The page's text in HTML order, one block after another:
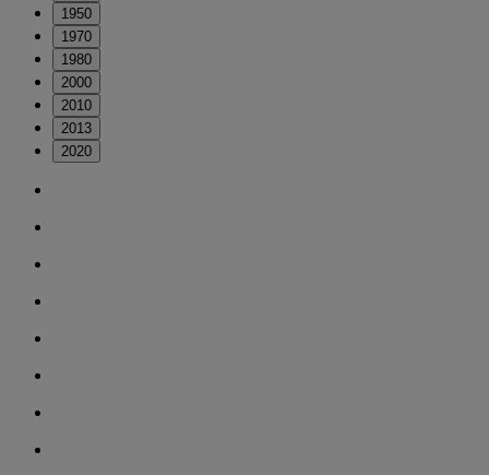
1950
1970
1980
2000
2010
2013
2020